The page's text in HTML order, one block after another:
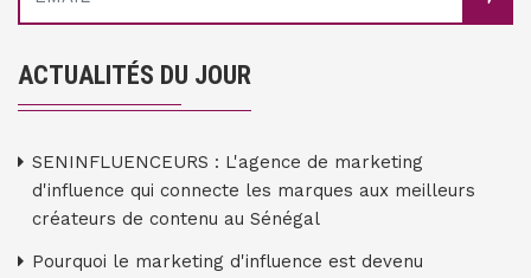
ACTUALITÉS DU JOUR
SENINFLUENCEURS : L'agence de marketing
d'influence qui connecte les marques aux meilleurs
créateurs de contenu au Sénégal
Pourquoi le marketing d'influence est devenu